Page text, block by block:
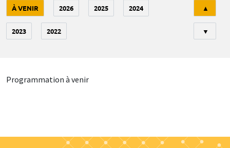
À VENIR 2026 2025 2024
2023 2022
▲
▼
Programmation à venir